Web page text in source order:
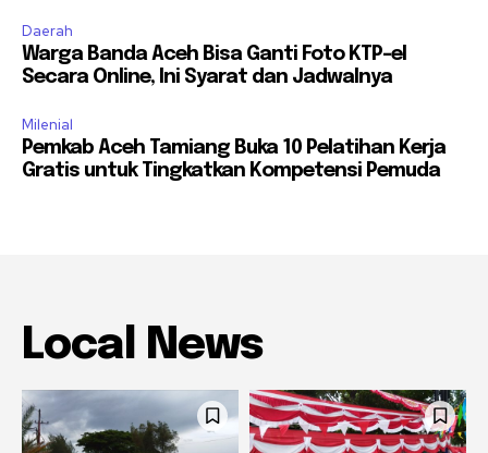
Daerah
Warga Banda Aceh Bisa Ganti Foto KTP-el
Secara Online, Ini Syarat dan Jadwalnya
Milenial
Pemkab Aceh Tamiang Buka 10 Pelatihan Kerja
Gratis untuk Tingkatkan Kompetensi Pemuda
Local News